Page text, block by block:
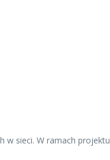
w sieci. W ramach projektu